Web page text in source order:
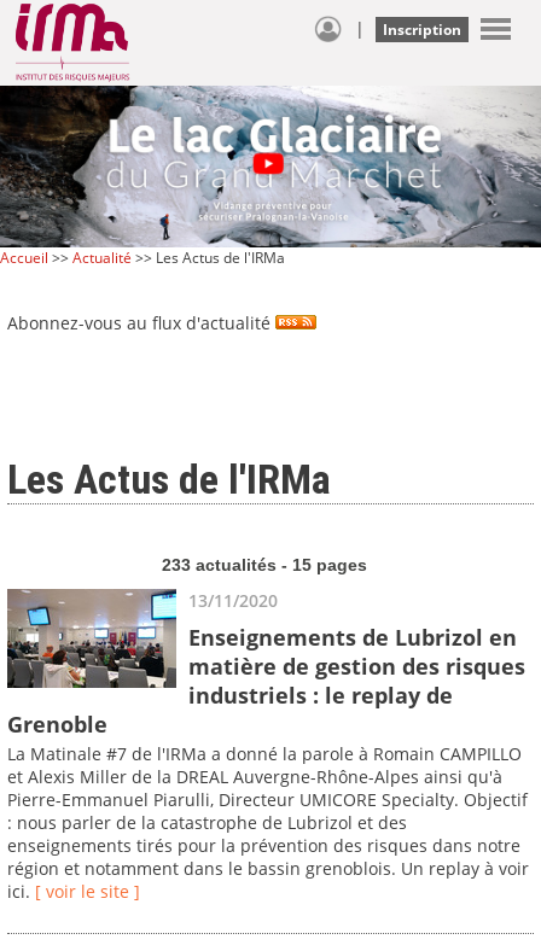
| Inscription
Accueil >>Actualité >> Les Actus de l'IRMa
Abonnez-vous au flux d'actualité
Les Actus de l'IRMa
233 actualités - 15 pages
13/11/2020
Enseignements de Lubrizol en
matière de gestion des risques
industriels : le replay de
Grenoble
La Matinale #7 de l'IRMa a donné la parole à Romain CAMPILLO
et Alexis Miller de la DREAL Auvergne-Rhône-Alpes ainsi qu'à
Pierre-Emmanuel Piarulli, Directeur UMICORE Specialty. Objectif
: nous parler de la catastrophe de Lubrizol et des
enseignements tirés pour la prévention des risques dans notre
région et notamment dans le bassin grenoblois. Un replay à voir
ici. [ voir le site ]